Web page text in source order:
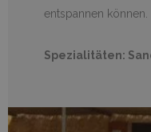
entspannen können.
Spezialitäten: